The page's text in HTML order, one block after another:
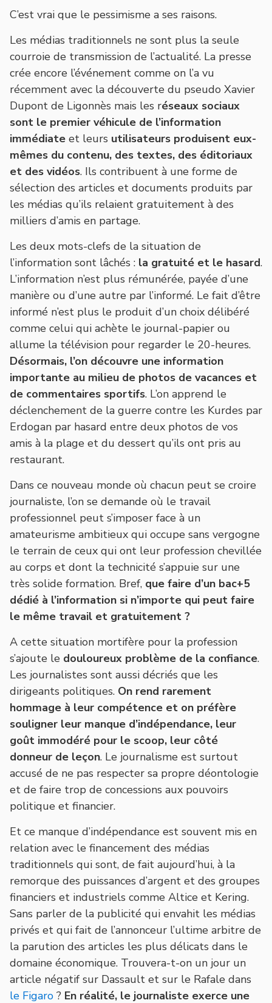
C’est vrai que le pessimisme a ses raisons.
Les médias traditionnels ne sont plus la seule
courroie de transmission de l’actualité. La presse
crée encore l’événement comme on l’a vu
récemment avec la découverte du pseudo Xavier
Dupont de Ligonnès mais les réseaux sociaux
sont le premier véhicule de l’information
immédiate et leurs utilisateurs produisent eux-
mêmes du contenu, des textes, des éditoriaux
et des vidéos. Ils contribuent à une forme de
sélection des articles et documents produits par
les médias qu’ils relaient gratuitement à des
milliers d’amis en partage.
Les deux mots-clefs de la situation de
l’information sont lâchés : la gratuité et le hasard.
L’information n’est plus rémunérée, payée d’une
manière ou d’une autre par l’informé. Le fait d’être
informé n’est plus le produit d’un choix délibéré
comme celui qui achète le journal-papier ou
allume la télévision pour regarder le 20-heures.
Désormais, l’on découvre une information
importante au milieu de photos de vacances et
de commentaires sportifs. L’on apprend le
déclenchement de la guerre contre les Kurdes par
Erdogan par hasard entre deux photos de vos
amis à la plage et du dessert qu’ils ont pris au
restaurant.
Dans ce nouveau monde où chacun peut se croire
journaliste, l’on se demande où le travail
professionnel peut s’imposer face à un
amateurisme ambitieux qui occupe sans vergogne
le terrain de ceux qui ont leur profession chevillée
au corps et dont la technicité s’appuie sur une
très solide formation. Bref, que faire d’un bac+5
dédié à l’information si n’importe qui peut faire
le même travail et gratuitement ?
A cette situation mortifère pour la profession
s’ajoute le douloureux problème de la confiance.
Les journalistes sont aussi décriés que les
dirigeants politiques. On rend rarement
hommage à leur compétence et on préfère
souligner leur manque d’indépendance, leur
goût immodéré pour le scoop, leur côté
donneur de leçon. Le journalisme est surtout
accusé de ne pas respecter sa propre déontologie
et de faire trop de concessions aux pouvoirs
politique et financier.
Et ce manque d’indépendance est souvent mis en
relation avec le financement des médias
traditionnels qui sont, de fait aujourd’hui, à la
remorque des puissances d’argent et des groupes
financiers et industriels comme Altice et Kering.
Sans parler de la publicité qui envahit les médias
privés et qui fait de l’annonceur l’ultime arbitre de
la parution des articles les plus délicats dans le
domaine économique. Trouvera-t-on un jour un
article négatif sur Dassault et sur le Rafale dans
le Figaro ? En réalité, le journaliste exerce une